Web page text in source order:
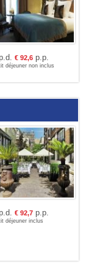
€ 92,6p.p.
déjeuner non inclus
€ 92,7p.p.
déjeuner inclus